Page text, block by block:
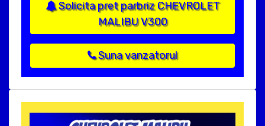
Solicita pret parbriz CHEVROLET
MALIBU V300
Suna vanzatorul